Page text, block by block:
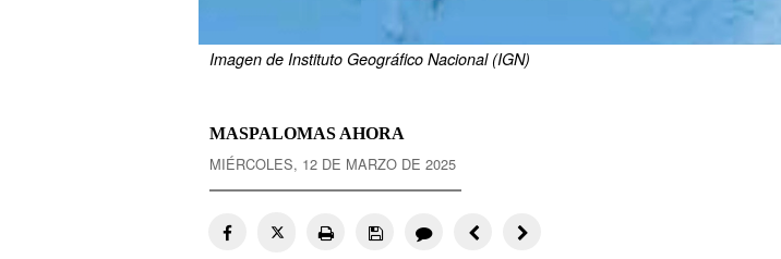
Imagen de Instituto Geográfico Nacional (IGN)
MASPALOMAS AHORA
MIÉRCOLES, 12 DE MARZO DE 2025